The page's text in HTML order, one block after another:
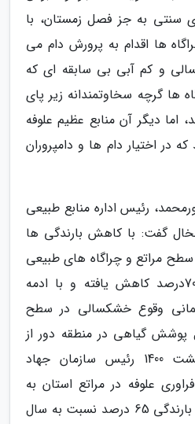
سنتی به جز فصل زمستان، با
ها اقدام به پرورش دام می
و کم آبی بی سابقه ای که
ها گرچه سخاوتمندانه زیر پای
اما دیگر آن منابع عظیم علوفه
در اختیار دام ها و دامپروران
صادق پورمحمد، رئیس اداره منابع طبیعی
گفت: با کاهش بارندگی ها
سطح مراتع و چراگاه های طبیعی
این شهرستان به اندازه 70درصد کاهش یافته و با ادمه
وقوع خشکسالی در سطح
پوشش گیاهی در منطقه دور از
انتظار نیست. 24 اردیبهشت 1400 رئیس سازمان جهاد
علوفه در مراتع استان به
دلیل خشکسالی و کاهش بارندگی 65 درصد نسبت به سال